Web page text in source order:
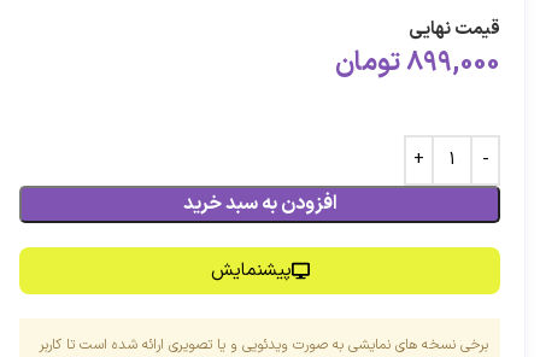
قیمت نهایی
899,000تومان
افزودن به سبد خرید
پیشنمایش
برخی نسخه های نمایشی به صورت ویدئویی و یا تصویری ارائه شده است تا کاربر